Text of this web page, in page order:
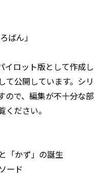
ばん」
イロット版として作成し
て公開しています。シリ
ので、編集が不十分な部
ださい。
「かず」の誕生
ード